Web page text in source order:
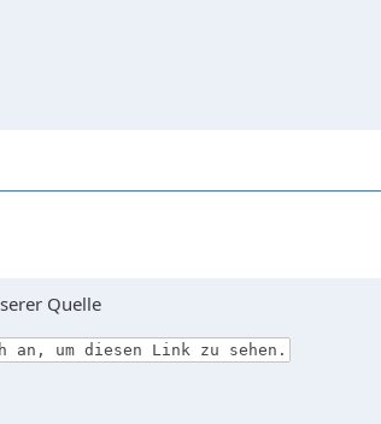
Quelle
an, um diesen Link zu sehen.